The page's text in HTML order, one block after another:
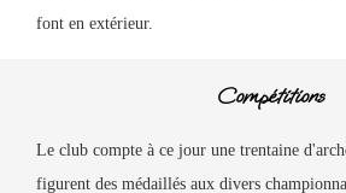
font en extérieur.
Compétitions
Le club compte à ce jour une trentaine
figurent des médaillés aux divers